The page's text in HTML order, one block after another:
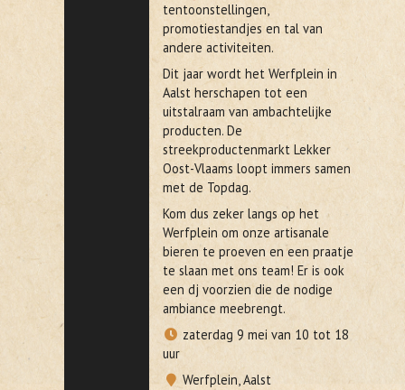
tentoonstellingen,
promotiestandjes en tal van
andere activiteiten.
Dit jaar wordt het Werfplein in
Aalst herschapen tot een
uitstalraam van ambachtelijke
producten. De
streekproductenmarkt Lekker
Oost-Vlaams loopt immers samen
met de Topdag.
Kom dus zeker langs op het
Werfplein om onze artisanale
bieren te proeven en een praatje
te slaan met ons team! Er is ook
een dj voorzien die de nodige
ambiance meebrengt.
zaterdag 9 mei van 10 tot 18
uur
Werfplein, Aalst